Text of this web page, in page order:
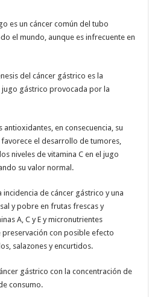
es un cáncer común del tubo
el mundo, aunque es infrecuente en
del cáncer gástrico es la
jugo gástrico provocada por la
en consecuencia, su
el desarrollo de tumores,
niveles de vitamina C en el jugo
su valor normal.
de cáncer gástrico y una
y pobre en frutas frescas y
A, C y E y micronutrientes
con posible efecto
salazones y encurtidos.
gástrico con la concentración de
consumo.